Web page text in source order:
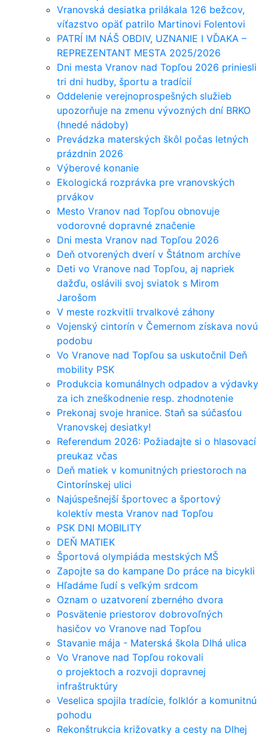
Vranovská desiatka prilákala 126 bežcov,
víťazstvo opäť patrilo Martinovi Folentovi
PATRÍ IM NÁŠ OBDIV, UZNANIE I VĎAKA –
REPREZENTANT MESTA 2025/2026
Dni mesta Vranov nad Topľou 2026 priniesli
tri dni hudby, športu a tradícií
Oddelenie verejnoprospešných služieb
upozorňuje na zmenu vývozných dní BRKO
(hnedé nádoby)
Prevádzka materských škôl počas letných
prázdnin 2026
Výberové konanie
Ekologická rozprávka pre vranovských
prvákov
Mesto Vranov nad Topľou obnovuje
vodorovné dopravné značenie
Dni mesta Vranov nad Topľou 2026
Deň otvorených dverí v Štátnom archíve
Deti vo Vranove nad Topľou, aj napriek
dažďu, oslávili svoj sviatok s Mirom
Jarošom
V meste rozkvitli trvalkové záhony
Vojenský cintorín v Čemernom získava novú
podobu
Vo Vranove nad Topľou sa uskutočnil Deň
mobility PSK
Produkcia komunálnych odpadov a výdavky
za ich zneškodnenie resp. zhodnotenie
Prekonaj svoje hranice. Staň sa súčasťou
Vranovskej desiatky!
Referendum 2026: Požiadajte si o hlasovací
preukaz včas
Deň matiek v komunitných priestoroch na
Cintorínskej ulici
Najúspešnejší športovec a športový
kolektív mesta Vranov nad Topľou
PSK DNI MOBILITY
DEŇ MATIEK
Športová olympiáda mestských MŠ
Zapojte sa do kampane Do práce na bicykli
Hľadáme ľudí s veľkým srdcom
Oznam o uzatvorení zberného dvora
Posvätenie priestorov dobrovoľných
hasičov vo Vranove nad Topľou
Stavanie mája - Materská škola Dlhá ulica
Vo Vranove nad Topľou rokovali
o projektoch a rozvoji dopravnej
infraštruktúry
Veselica spojila tradície, folklór a komunitnú
pohodu
Rekonštrukcia križovatky a cesty na Dlhej